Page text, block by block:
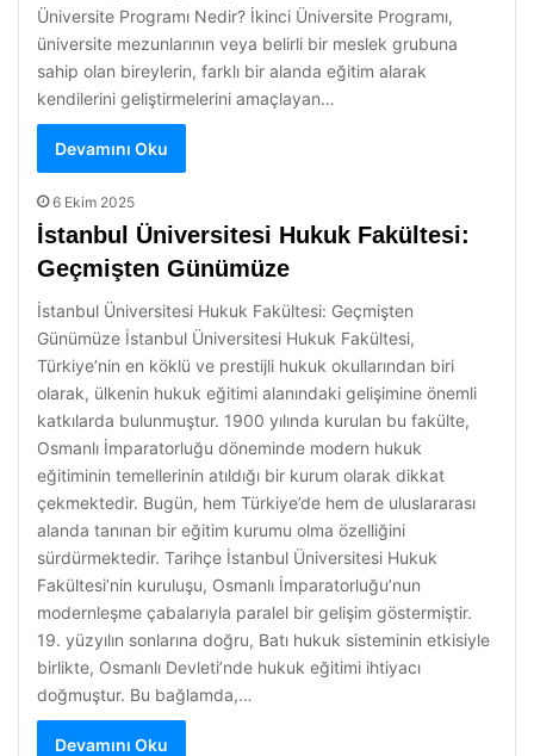
Üniversite Programı Nedir? İkinci Üniversite Programı,
üniversite mezunlarının veya belirli bir meslek grubuna
sahip olan bireylerin, farklı bir alanda eğitim alarak
kendilerini geliştirmelerini amaçlayan…
Devamını Oku
6 Ekim 2025
İstanbul Üniversitesi Hukuk Fakültesi:
Geçmişten Günümüze
İstanbul Üniversitesi Hukuk Fakültesi: Geçmişten
Günümüze İstanbul Üniversitesi Hukuk Fakültesi,
Türkiye’nin en köklü ve prestijli hukuk okullarından biri
olarak, ülkenin hukuk eğitimi alanındaki gelişimine önemli
katkılarda bulunmuştur. 1900 yılında kurulan bu fakülte,
Osmanlı İmparatorluğu döneminde modern hukuk
eğitiminin temellerinin atıldığı bir kurum olarak dikkat
çekmektedir. Bugün, hem Türkiye’de hem de uluslararası
alanda tanınan bir eğitim kurumu olma özelliğini
sürdürmektedir. Tarihçe İstanbul Üniversitesi Hukuk
Fakültesi’nin kuruluşu, Osmanlı İmparatorluğu’nun
modernleşme çabalarıyla paralel bir gelişim göstermiştir.
19. yüzyılın sonlarına doğru, Batı hukuk sisteminin etkisiyle
birlikte, Osmanlı Devleti’nde hukuk eğitimi ihtiyacı
doğmuştur. Bu bağlamda,…
Devamını Oku